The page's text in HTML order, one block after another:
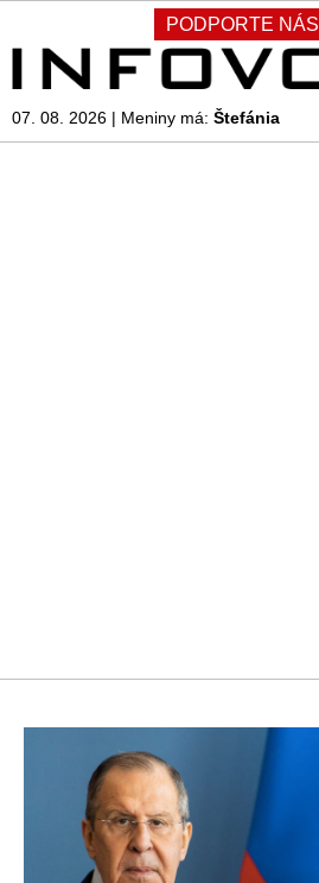
PODPORTE NÁS
07. 08. 2026 | Meniny má: Štefánia